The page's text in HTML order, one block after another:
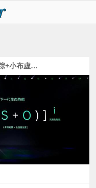
2021 OPPO开发者大会汇总：光线追踪+小布虚拟人+车机业务